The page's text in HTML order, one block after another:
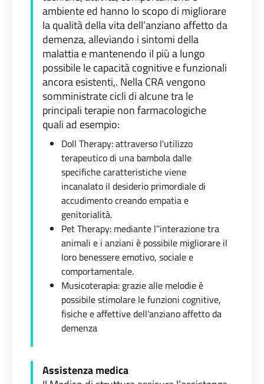
ambiente ed hanno lo scopo di migliorare
la qualità della vita dell’anziano affetto da
demenza, alleviando i sintomi della
malattia e mantenendo il più a lungo
possibile le capacità cognitive e funzionali
ancora esistenti,. Nella CRA vengono
somministrate cicli di alcune tra le
principali terapie non farmacologiche
quali ad esempio:
Doll Therapy: attraverso l'utilizzo
terapeutico di una bambola dalle
specifiche caratteristiche viene
incanalato il desiderio primordiale di
accudimento creando empatia e
genitorialità.
Pet Therapy: mediante l’'interazione tra
animali e i anziani è possibile migliorare il
loro benessere emotivo, sociale e
comportamentale.
Musicoterapia: grazie alle melodie è
possibile stimolare le funzioni cognitive,
fisiche e affettive dell'anziano affetto da
demenza
Assistenza medica